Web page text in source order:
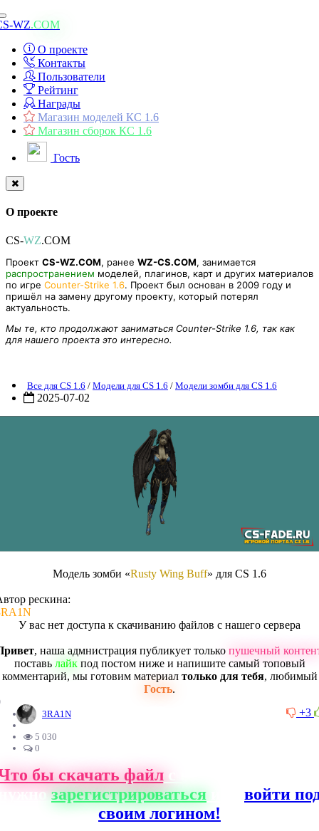
Toggle
navigation
WZ.COM
О проекте
Контакты
Пользователи
Рейтинг
Награды
Магазин моделей КС 1.6
Магазин сборок КС 1.6
Гость
О проекте
CS-WZ.COM
Проект CS-WZ.COM, ранее WZ-CS.COM, занимается
распространением моделей, плагинов, карт и других материалов
по игре Counter-Strike 1.6. Проект был основан в 2009 году и
пришёл на замену другому проекту, который потерял
актуальность.
Мы те, кто продолжают заниматься Counter-Strike 1.6, так как
для нашего проекта это интересно.
Все для CS 1.6 / Модели для CS 1.6 / Модели зомби для CS 1.6
2025-07-02
Модель зомби «Rusty Wing Buff» для CS 1.6
рескина:
У вас нет доступа к скачиванию файлов с нашего сервера
, наша адмнистрация публикует только пушечный
поставь лайкпод постом ниже и напишите самый топовый
комментарий, мы готовим материал только для тебя, любимый
Гость.
+3
3RA1N
5 030
0
бы скачать файлс нашего сайта,
зарегистрироваться
войти
своим логином!